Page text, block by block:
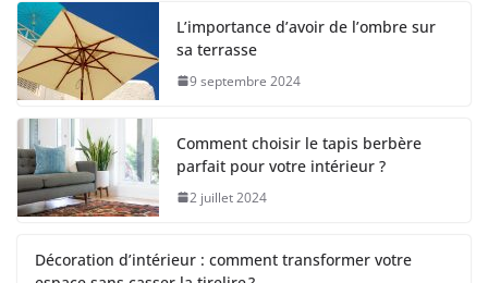
L’importance d’avoir de l’ombre sur
sa terrasse
9 septembre 2024
Comment choisir le tapis berbère
parfait pour votre intérieur ?
2 juillet 2024
Décoration d’intérieur : comment transformer votre